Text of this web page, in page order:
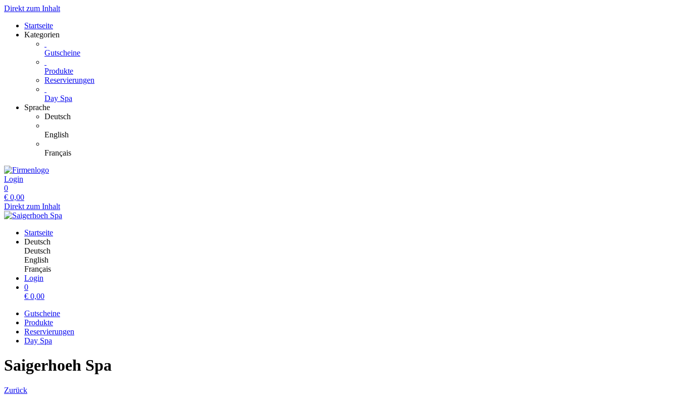
Direkt zum Inhalt
Startseite
Kategorien
Gutscheine
Produkte
Reservierungen
Day Spa
Sprache
Deutsch
English
Français
Login
0
€ 0,00
Direkt zum Inhalt
Startseite
Deutsch
Deutsch
English
Français
Login
0
€ 0,00
Gutscheine
Produkte
Reservierungen
Day Spa
Saigerhoeh Spa
Zurück